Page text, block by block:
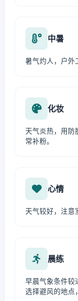
中暑
暑气灼人，户外
化妆
天气炎热，用防
常补粉。
心情
天气较好，注意
晨练
早晨气象条件较
选择避风的地点